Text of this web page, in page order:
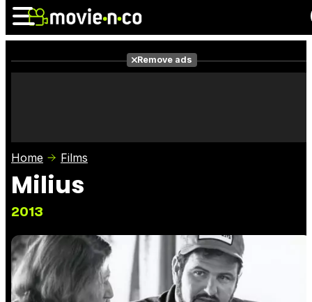
Photos
Remove ads
Home Films
Milius
2013